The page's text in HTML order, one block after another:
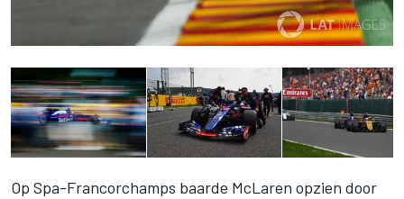
Op Spa-Francorchamps baarde McLaren opzien door